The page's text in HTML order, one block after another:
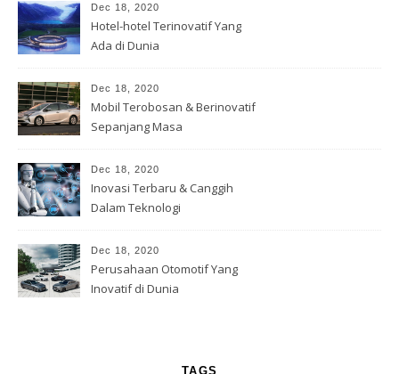
Dec 18, 2020
Hotel-hotel Terinovatif Yang
Ada di Dunia
Dec 18, 2020
Mobil Terobosan & Berinovatif
Sepanjang Masa
Dec 18, 2020
Inovasi Terbaru & Canggih
Dalam Teknologi
Dec 18, 2020
Perusahaan Otomotif Yang
Inovatif di Dunia
TAGS